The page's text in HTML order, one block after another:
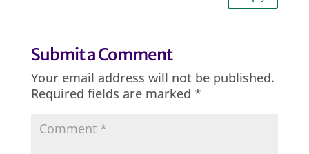
Submit a Comment
Your email address will not be published.
Required fields are marked *